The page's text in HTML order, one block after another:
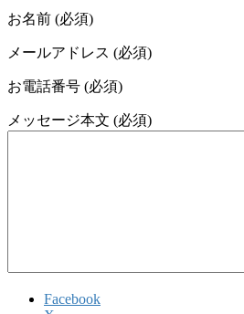
お名前 (必須)
メールアドレス (必須)
お電話番号 (必須)
メッセージ本文 (必須)
Facebook